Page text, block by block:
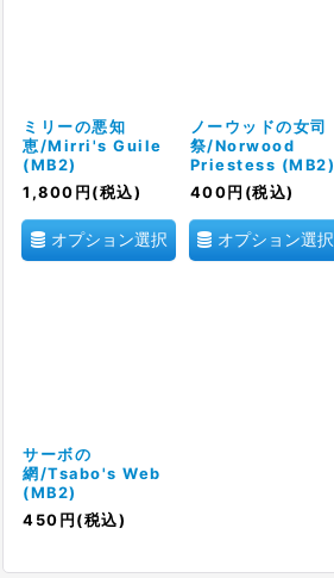
ミリーの悪知
恵/Mirri's Guile
(MB2)
1,800 円 (税込)
オプション選択
ノーウッドの女司
祭/Norwood
Priestess (MB2)
400 円 (税込)
オプション選択
サーボの
網/Tsabo's Web
(MB2)
450 円 (税込)